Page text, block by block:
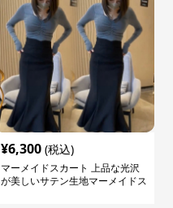
¥6,300 (税込)
マーメイドスカート 上品な光沢
が美しいサテン生地マーメイドス